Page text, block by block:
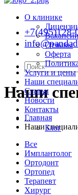
О клинике
Отзывы
Оферта
Услуги и цены
Наши
Статьи
Новости
Контакты
...
Блог
+7(495)128-
Наши
Главная
Наши
Все
Имплантолог
Ортодонт
Ортопед
Терапевт
Хирург